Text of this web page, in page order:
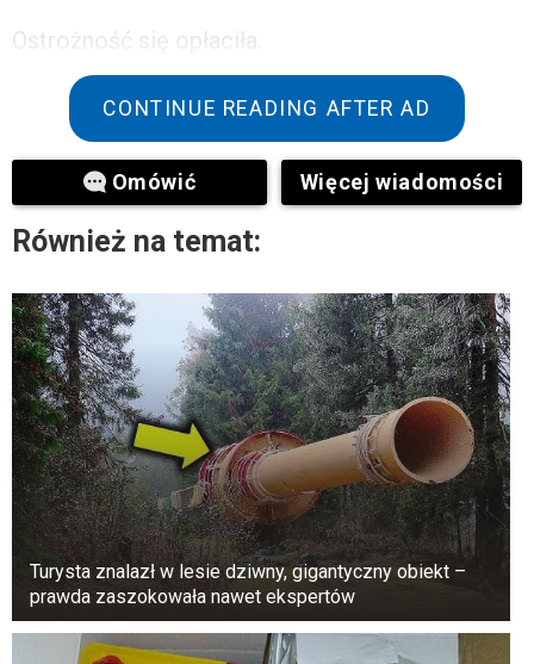
Ostrożność się opłaciła.
Zamierzając opłukać zegarek, mężczyzna
skierował się do kranu, ale żona w porę go
powstrzymała. Zasugerowała, że ​​niewłaściwe
czyszczenie może zniweczyć potencjalną
powierzyć znalezisko profesjonalistom, mimo
250 dolarów. Zagadka bez nazwy
CONTINUE READING AFTER AD
Omówić Więcej wiadomości
Również na temat:
Turysta znalazł w lesie dziwny, gigantyczny obiekt –
prawda zaszokowała nawet ekspertów